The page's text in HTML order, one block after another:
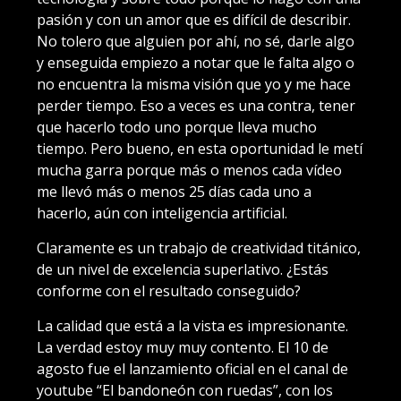
pasión y con un amor que es difícil de describir.
No tolero que alguien por ahí, no sé, darle algo
y enseguida empiezo a notar que le falta algo o
no encuentra la misma visión que yo y me hace
perder tiempo. Eso a veces es una contra, tener
que hacerlo todo uno porque lleva mucho
tiempo. Pero bueno, en esta oportunidad le metí
mucha garra porque más o menos cada vídeo
me llevó más o menos 25 días cada uno a
hacerlo, aún con inteligencia artificial.
Claramente es un trabajo de creatividad titánico,
de un nivel de excelencia superlativo. ¿Estás
conforme con el resultado conseguido?
La calidad que está a la vista es impresionante.
La verdad estoy muy muy contento. El 10 de
agosto fue el lanzamiento oficial en el canal de
youtube “El bandoneón con ruedas”, con los